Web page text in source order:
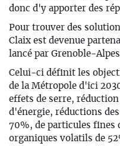
donc d'y apporter des
Pour trouver des
Claix est devenue
lancé par Grenoble-
Celui-ci définit les
de la Métropole d'ici
effets de serre,
d'énergie, réductions
70%, de particules fines
organiques volatils de